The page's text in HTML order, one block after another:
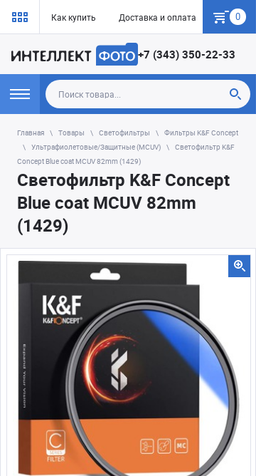
Как купить Доставка и оплата Гарантия
0
+7 (343) 350-22-33
Главная Товары Светофильтры
Фильтры K&F Concept
Ультрафиолетовые/Защитные (MCUV)
Светофильтр K&F
Concept Blue coat MCUV 82mm (1429)
Светофильтр K&F Concept
Blue coat MCUV 82mm
(1429)